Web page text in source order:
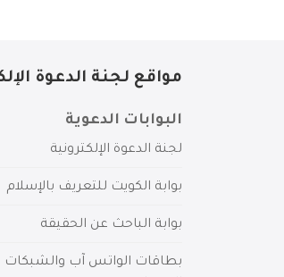
مواقع لجنة الدعوة
البوابات الدعوية
لجنة الدعوة الإلكترونية
بوابة الكويت للتعريف بالإسلام
بوابة الباحث عن الحقيقة
بطاقات الواتس آب والشبكات